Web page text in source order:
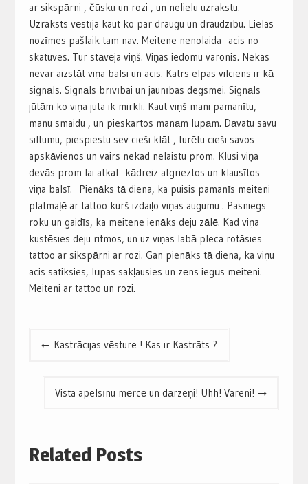
ar sikspārni , čūsku un rozi , un nelielu uzrakstu.
Uzraksts vēstīja kaut ko par draugu un draudzību. Lielas
nozīmes pašlaik tam nav. Meitene nenolaida acis no
skatuves. Tur stāvēja viņš. Viņas iedomu varonis. Nekas
nevar aizstāt viņa balsi un acis. Katrs elpas vilciens ir kā
signāls. Signāls brīvībai un jaunības degsmei. Signāls
jūtām ko viņa juta ik mirkli. Kaut viņš mani pamanītu,
manu smaidu , un pieskartos manām lūpām. Dāvatu savu
siltumu, piespiestu sev cieši klāt , turētu cieši savos
apskāvienos un vairs nekad nelaistu prom. Klusi viņa
devās prom lai atkal kādreiz atgrieztos un klausītos
viņa balsī. Pienāks tā diena, ka puisis pamanīs meiteni
platmaļē ar tattoo kurš izdaiļo viņas augumu . Pasniegs
roku un gaidīs, ka meitene ienāks deju zālē. Kad viņa
kustēsies deju ritmos, un uz viņas labā pleca rotāsies
tattoo ar sikspārni ar rozi. Gan pienāks tā diena, ka viņu
acis satiksies, lūpas sakļausies un zēns iegūs meiteni.
Meiteni ar tattoo un rozi.
PostKastrācijas vēsture ! Kas ir Kastrāts ?
Vista apelsīnu mērcē un dārzeņi! Uhh! Vareni!
Related Posts